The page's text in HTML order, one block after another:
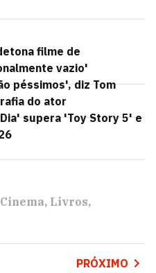
filme de
vazio'
péssimos', diz Tom
do ator
supera 'Toy Story 5' e
Cinema Livros
PRÓXIMO